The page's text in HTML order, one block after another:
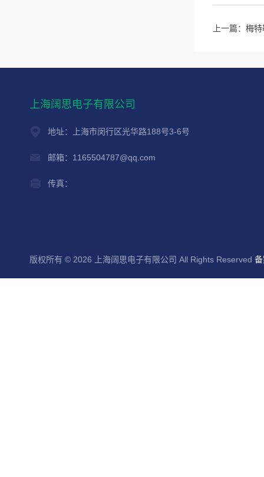
上一篇： 梅
上海阔思电子有限公司
地址：上海市闵行区光华路188号3-6号
邮箱：1165504787@qq.com
传真：
版权所有 © 2026 上海阔思电子有限公司 All Rights Reserved